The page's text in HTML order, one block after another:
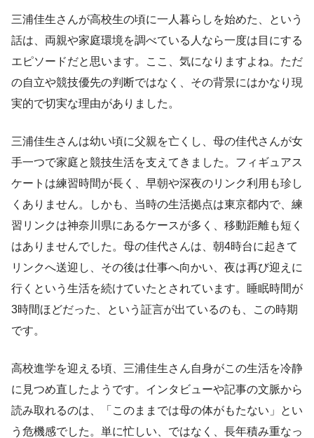
三浦佳生さんが高校生の頃に一人暮らしを始めた、という
話は、両親や家庭環境を調べている人なら一度は目にする
エピソードだと思います。ここ、気になりますよね。ただ
の自立や競技優先の判断ではなく、その背景にはかなり現
実的で切実な理由がありました。
三浦佳生さんは幼い頃に父親を亡くし、母の佳代さんが女
手一つで家庭と競技生活を支えてきました。フィギュアス
ケートは練習時間が長く、早朝や深夜のリンク利用も珍し
くありません。しかも、当時の生活拠点は東京都内で、練
習リンクは神奈川県にあるケースが多く、移動距離も短く
はありませんでした。母の佳代さんは、朝4時台に起きて
リンクへ送迎し、その後は仕事へ向かい、夜は再び迎えに
行くという生活を続けていたとされています。睡眠時間が
3時間ほどだった、という証言が出ているのも、この時期
です。
高校進学を迎える頃、三浦佳生さん自身がこの生活を冷静
に見つめ直したようです。インタビューや記事の文脈から
読み取れるのは、「このままでは母の体がもたない」とい
う危機感でした。単に忙しい、ではなく、長年積み重なっ